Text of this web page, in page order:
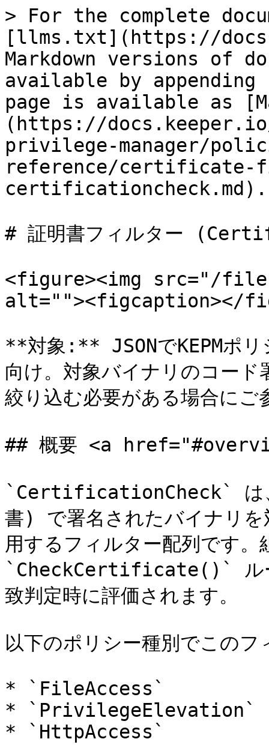
> For the complete
[llms.txt](https://
Markdown versions of
available by
page is available as
(https://
privilege-manager/
reference/
certificationcheck.md).
# 証明書フィルター
<figure><img src="/files/
alt=""><figcaption></
**対象:** JSONでKEPMポ
向け。対象バイナリのコー
絞り込む必要がある場合にご
## 概要 <a
`CertificationCheck` は、
書) で署名されたバイナリを
用するフィルター配列です。
`CheckCertificate()` ルー
致判定時に評価されます。
以下のポリシー種別でこの
* `FileAccess`
* `PrivilegeElevation`
* `HttpAccess`